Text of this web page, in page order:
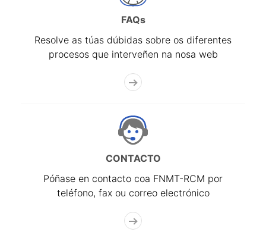
FAQs
Resolve as túas dúbidas sobre os diferentes
procesos que interveñen na nosa web
CONTACTO
Póñase en contacto coa FNMT-RCM por
teléfono, fax ou correo electrónico